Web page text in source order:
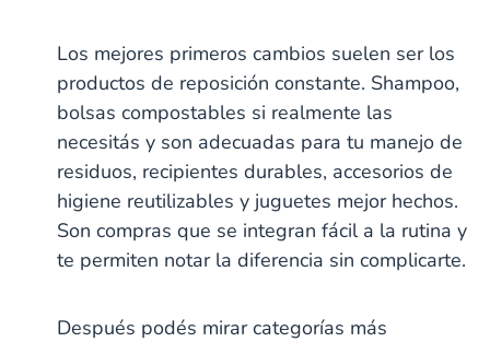
Los mejores primeros cambios suelen ser los
productos de reposición constante. Shampoo,
bolsas compostables si realmente las
necesitás y son adecuadas para tu manejo de
residuos, recipientes durables, accesorios de
higiene reutilizables y juguetes mejor hechos.
Son compras que se integran fácil a la rutina y
te permiten notar la diferencia sin complicarte.
Después podés mirar categorías más